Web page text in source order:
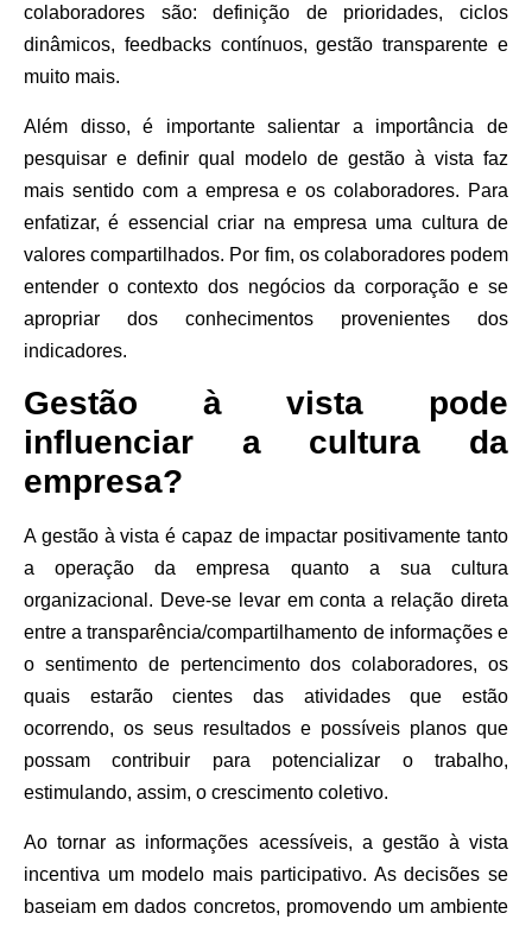
colaboradores são: definição de prioridades, ciclos
dinâmicos, feedbacks contínuos, gestão transparente e
muito mais.
Além disso, é importante salientar a importância de
pesquisar e definir qual modelo de gestão à vista faz
mais sentido com a empresa e os colaboradores. Para
enfatizar, é essencial criar na empresa uma cultura de
valores compartilhados. Por fim, os colaboradores podem
entender o contexto dos negócios da corporação e se
apropriar dos conhecimentos provenientes dos
indicadores.
Gestão à vista pode
influenciar a cultura da
empresa?
A gestão à vista é capaz de impactar positivamente tanto
a operação da empresa quanto a sua cultura
organizacional. Deve-se levar em conta a relação direta
entre a transparência/compartilhamento de informações e
o sentimento de pertencimento dos colaboradores, os
quais estarão cientes das atividades que estão
ocorrendo, os seus resultados e possíveis planos que
possam contribuir para potencializar o trabalho,
estimulando, assim, o crescimento coletivo.
Ao tornar as informações acessíveis, a gestão à vista
incentiva um modelo mais participativo. As decisões se
baseiam em dados concretos, promovendo um ambiente